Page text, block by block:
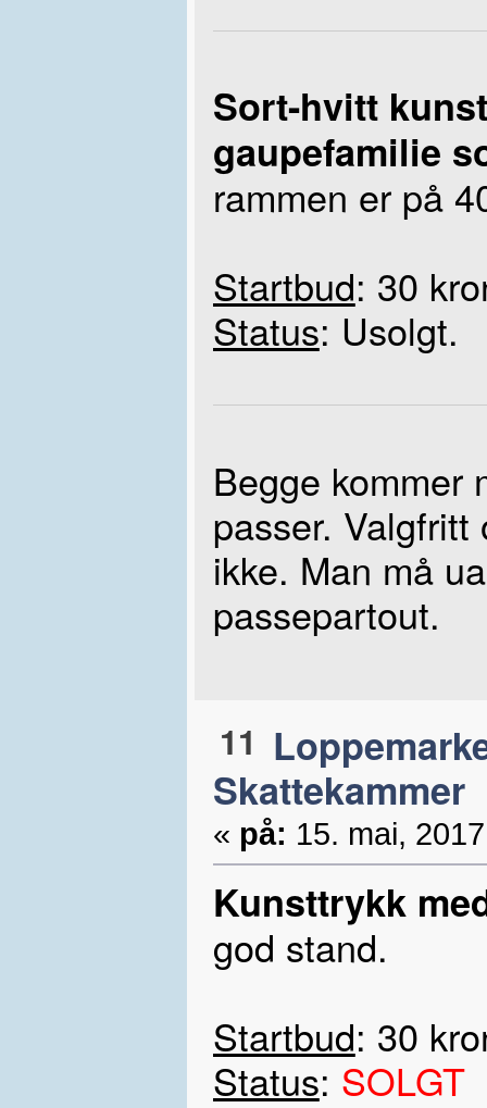
Sort-hvitt
gaupefamilie
rammen er på
Startbud: 30
Status: Usolgt.
Begge kommer
passer.
ikke. Man må
passepartout.
11
Skattekammer
« på: 15. mai,
Kunsttrykk
god stand.
Startbud: 30
Status: SOLGT